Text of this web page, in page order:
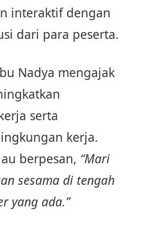
interaktif dengan
dari para peserta.
Nadya mengajak
serta
kerja.
berpesan, “Mari
sesama di tengah
yang ada.”